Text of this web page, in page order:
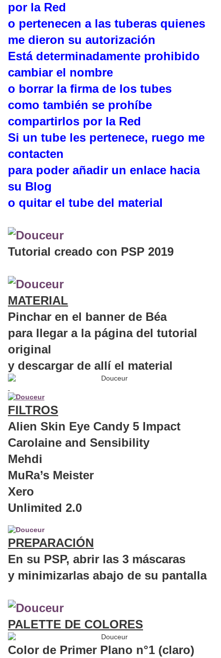
por la Red
o pertenecen a las tuberas quienes
me dieron su autorización
Está determinadamente prohibido
cambiar el nombre
o borrar la firma de los tubes
como también se prohíbe
compartirlos por la Red
Si un tube les pertenece, ruego me
contacten
para poder añadir un enlace hacia
su Blog
o quitar el tube del material
Tutorial creado con PSP 2019
MATERIAL
Pinchar en el banner de Béa
para llegar a la página del tutorial
original
y descargar de allí el material
FILTROS
Alien Skin Eye Candy 5 Impact
Carolaine and Sensibility
Mehdi
MuRa’s Meister
Xero
Unlimited 2.0
PREPARACIÓN
En su PSP, abrir las 3 máscaras
y minimizarlas abajo de su pantalla
PALETTE DE COLORES
Color de Primer Plano n°1 (claro)